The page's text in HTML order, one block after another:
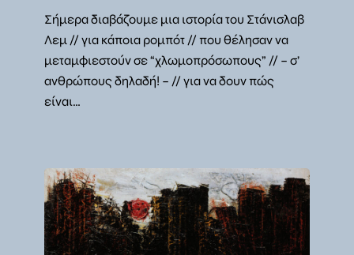
Σήμερα διαβάζουμε μια ιστορία του Στάνισλαβ
Λεμ // για κάποια ρομπότ // που θέλησαν να
μεταμφιεστούν σε “χλωμοπρόσωπους” // – σ’
ανθρώπους δηλαδή! – // για να δουν πώς
είναι…